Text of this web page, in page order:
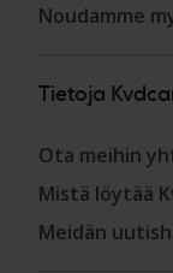
Noudamme
Tietoja
Ota meihin
Mistä löytää
Meidän